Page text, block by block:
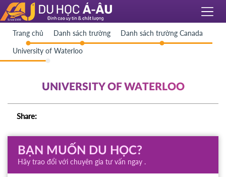
Trang chủ Danh sách trường Danh sách trường Canada
University of Waterloo
UNIVERSITY OF WATERLOO
Share:
BẠN MUỐN DU HỌC?
Hãy trao đổi với chuyên gia tư vấn ngay .